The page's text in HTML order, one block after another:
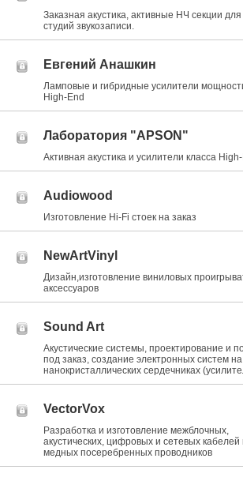
Заказная акустика, активные НЧ секции
студий звукозаписи.
Евгений Анашкин
Ламповые и гибридные усилители
High-End
Лаборатория "APSON"
Активная акустика и усилители класса
Audiowood
Изготовление Hi-Fi стоек на заказ
NewArtVinyl
Дизайн,изготовление виниловых
аксессуаров
Sound Art
Акустические системы, проектирование и
под заказ, создание электронных систем на
нанокристаллических сердечниках
VectorVox
Разработка и изготовление межблочных,
акустических, цифровых и сетевых кабелей
медных посеребренных проводников